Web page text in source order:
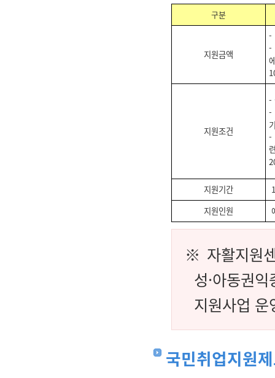
구분
지원금액
-
-
지원조건
-
-
-
지원기간
지원인원
※ 자활지원
성·아동권
지원사업
국민취업지원